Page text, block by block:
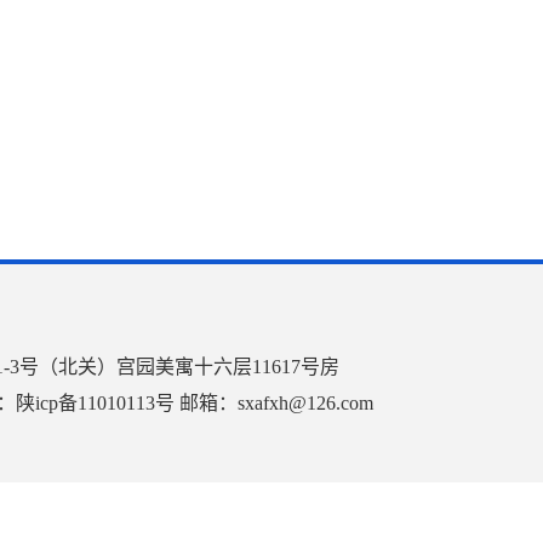
3号（北关）宫园美寓十六层11617号房
icp备11010113号 邮箱： sxafxh@126.com